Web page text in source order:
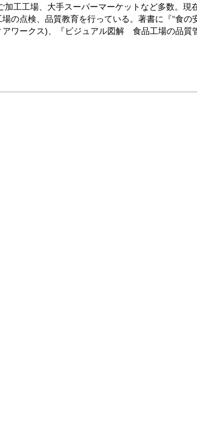
工工場、大手スーパーマーケットなど多数。現
の点検、品質教育を行っている。著書に『“食の
アワークス)、『ビジュアル図解 食品工場の品質